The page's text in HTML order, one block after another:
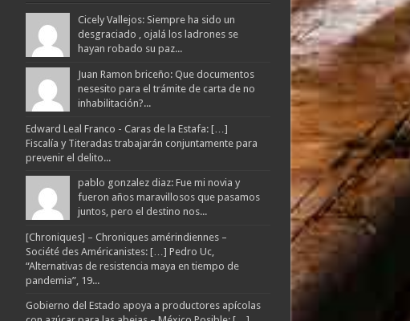
Cicely Vallejos: Siempre ha sido un
desgraciado , ojalá los ladrones se
hayan robado su paz...
Juan Ramon briceño: Que documentos
nesesito para el trámite de carta de no
inhabilitación?...
Edward Leal Franco - Caras de la Estafa: […]
Fiscalía y Titeradas trabajarán conjuntamente para
prevenir el delito...
pablo gonzalez diaz: Fue mi novia y
fueron años maravillosos que pasamos
juntos, pero el destino nos...
[Chroniques] – Chroniques amérindiennes –
Société des Américanistes: […] Pedro Uc,
“Alternativas de resistencia maya en tiempo de
pandemia”, 19...
Gobierno del Estado apoya a productores apícolas